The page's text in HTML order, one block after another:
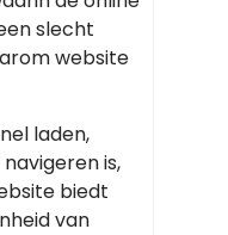
slecht
website
laden,
is,
biedt
van